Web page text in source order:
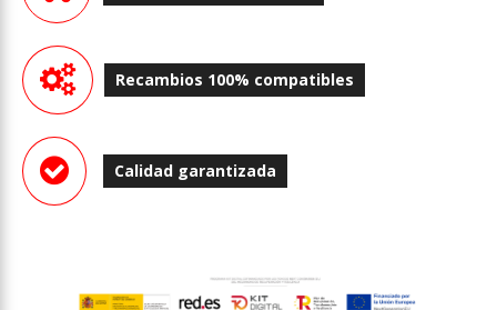
Recambios 100% compatibles
Calidad garantizada